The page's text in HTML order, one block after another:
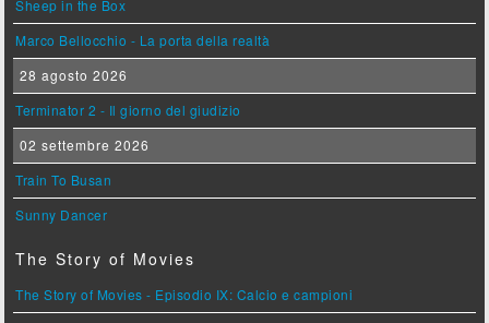
Sheep in the Box
Marco Bellocchio - La porta della realtà
28 agosto 2026
Terminator 2 - Il giorno del giudizio
02 settembre 2026
Train To Busan
Sunny Dancer
The Story of Movies
The Story of Movies - Episodio IX: Calcio e campioni